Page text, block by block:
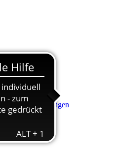
Hauptinhalt anspringen